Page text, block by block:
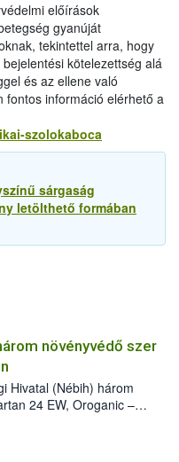
előírások
gyanúját
tekintettel arra, hogy
kötelezettség alá
és az ellene való
fontos információ elérhető a
szolokaboca
sárgaság
letölthető formában
növényvédő szer
Hivatal (Nébih) három
24 EW, Oroganic –
a szüretet követően,
stádiumáig